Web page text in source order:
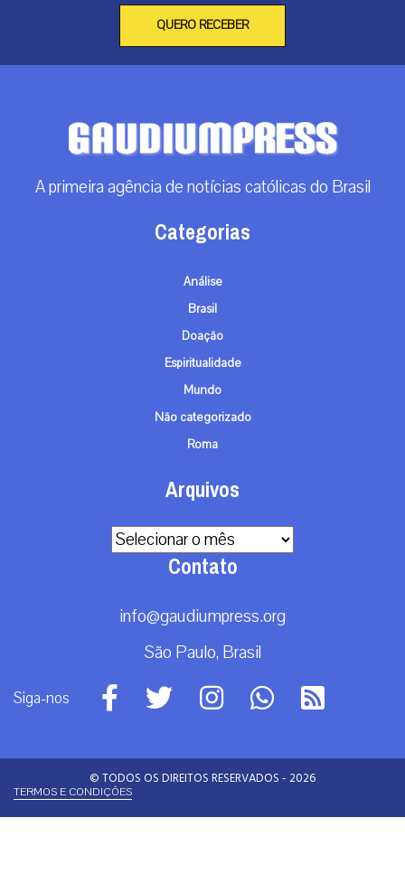
QUERO RECEBER
A primeira agência de notícias católicas do Brasil
Categorias
Análise
Brasil
Doação
Espiritualidade
Mundo
Não categorizado
Roma
Arquivos
Arquivos
Contato
info@gaudiumpress.org
São Paulo, Brasil
Siga-nos
© TODOS OS DIREITOS RESERVADOS - 2026
TERMOS E CONDIÇÕES